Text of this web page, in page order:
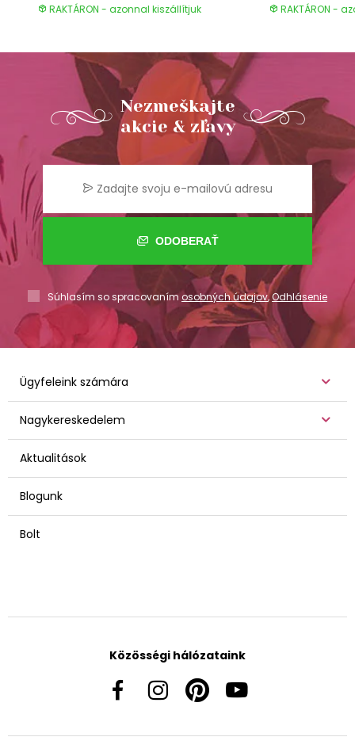
RAKTÁRON - azonnal kiszállítjuk RAKTÁRON -
Nezmeškajte
akcie & zľavy
ODOBERAŤ
Súhlasím so spracovaním osobných údajov,Odhlásenie
Ügyfeleink számára
Nagykereskedelem
Aktualitások
Blogunk
Bolt
Közösségi hálózataink